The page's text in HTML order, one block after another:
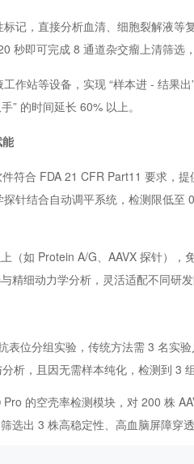
记，直接分析血清、细胞裂解液
秒即可完成 8 通道杂交瘤上清筛选
作站等设备，实现 “样本进 - 结果
” 的时间延长 60% 以上。
符合 FDA 21 CFR Part11 要求，
针结合自动调平系统，检测限低
（如 Protein A/G、AAVX 探针）
细动力学分析，灵活适配不同研发
位分组实验，传统方法需 3 名实
析，且因无需样本纯化，检测到 3
的空壳率检测模块，对 200 株
出 3 株高稳定性、高血脑屏障穿透